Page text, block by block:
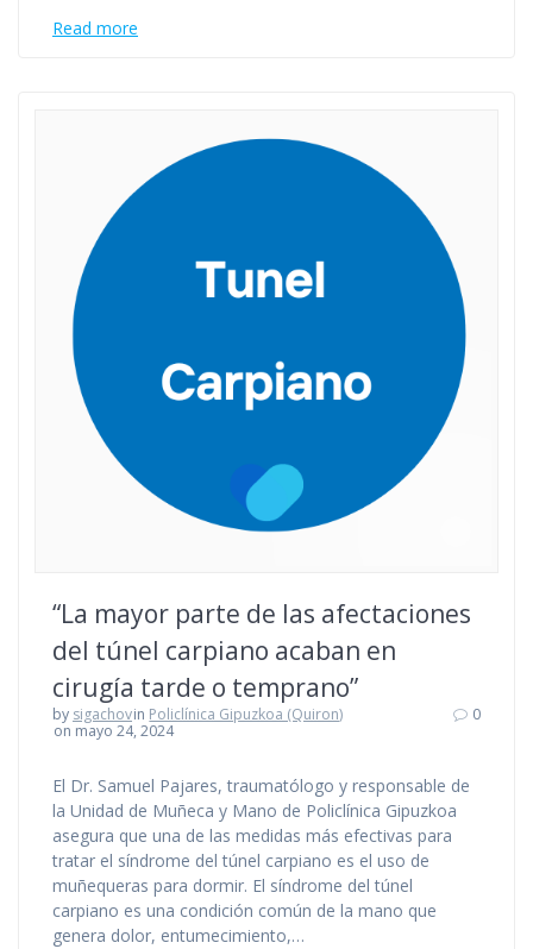
Read more
“La mayor parte de las afectaciones
del túnel carpiano acaban en
cirugía tarde o temprano”
by sigachovin Policlínica Gipuzkoa (Quiron)
on mayo 24, 2024
0
El Dr. Samuel Pajares, traumatólogo y responsable de
la Unidad de Muñeca y Mano de Policlínica Gipuzkoa
asegura que una de las medidas más efectivas para
tratar el síndrome del túnel carpiano es el uso de
muñequeras para dormir. El síndrome del túnel
carpiano es una condición común de la mano que
genera dolor, entumecimiento,…